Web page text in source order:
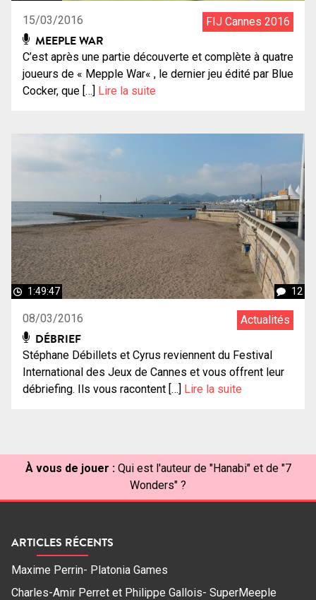
15/03/2016 FIJ Cannes 2016
MEEPLE WAR
C’est après une partie découverte et complète à quatre
joueurs de « Mepple War« , le dernier jeu édité par Blue
Cocker, que […] Lire la suite
1:49:47 12
08/03/2016 Actualités
DÉBRIEF
Stéphane Débillets et Cyrus reviennent du Festival
International des Jeux de Cannes et vous offrent leur
débriefing. Ils vous racontent […] Lire la suite
À vous de jouer : Qui est l'auteur de "Hanabi" et de "7
Wonders" ?
ARTICLES RÉCENTS
Maxime Perrin- Platonia Games
Charles-Amir Perret et Philippe Gallois- SuperMeeple